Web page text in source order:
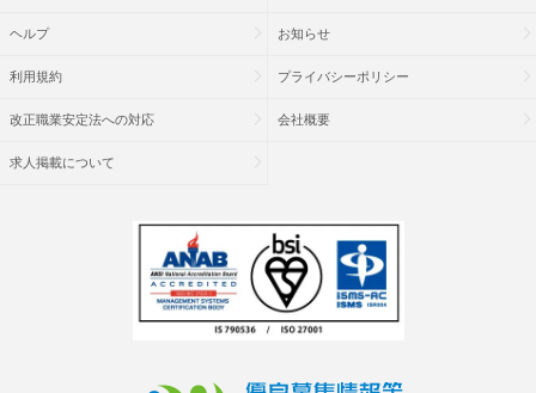
ヘルプ お知らせ
利用規約 プライバシーポリシー
改正職業安定法への対応 会社概要
求人掲載について